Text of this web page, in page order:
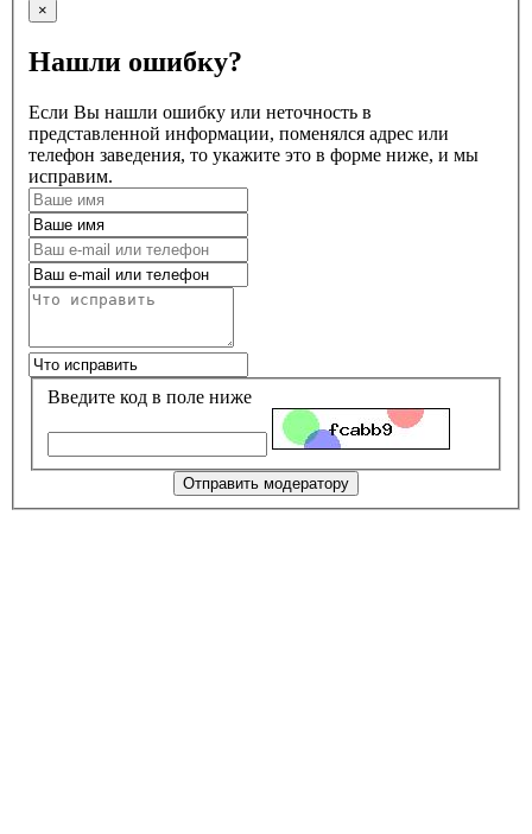
×
Нашли ошибку?
Если Вы нашли ошибку или неточность в
представленной информации, поменялся адрес или
телефон заведения, то укажите это в форме ниже, и мы
исправим.
Введите код в поле ниже
Отправить модератору